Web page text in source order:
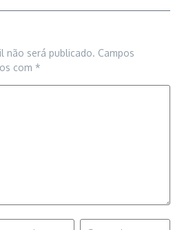
não será publicado. Campos
com *